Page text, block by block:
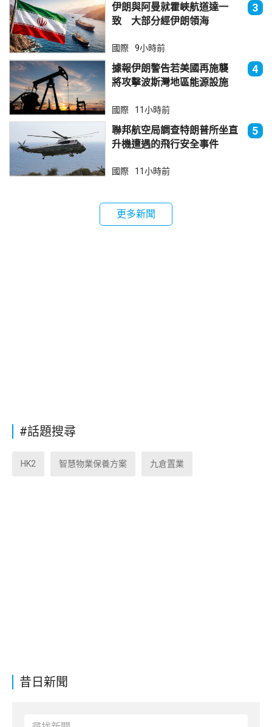
昔日新聞
伊朗與阿曼就霍峽航道達一
致 大部分經伊朗領海
3
國際 9小時前
據報伊朗警告若美國再施襲
將攻擊波斯灣地區能源設施
4
國際 11小時前
聯邦航空局調查特朗普所坐直
升機遭遇的飛行安全事件
5
國際 11小時前
更多新聞
#話題搜尋
HK2 智慧物業保養方案 九倉置業